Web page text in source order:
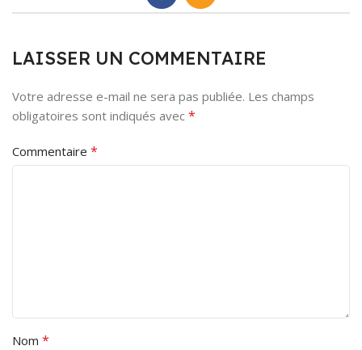
LAISSER UN COMMENTAIRE
Votre adresse e-mail ne sera pas publiée. Les champs
obligatoires sont indiqués avec *
Commentaire *
Nom *